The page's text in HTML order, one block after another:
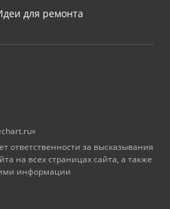
для ремонта
ответственности за высказывания
на всех страницах сайта, а также
ими информации